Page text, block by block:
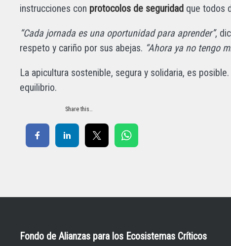
instrucciones con protocolos de seguridad que todos
“Cada jornada es una oportunidad para aprender”,
respeto y cariño por sus abejas. “Ahora ya no tengo
La apicultura sostenible, segura y solidaria, es
equilibrio.
Share this…
Fondo de Alianzas para los Ecosistemas Críticos